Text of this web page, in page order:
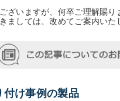
ざいますが、何卒ご理解賜り
ましては、改めてご案内いた
付け事例の製品